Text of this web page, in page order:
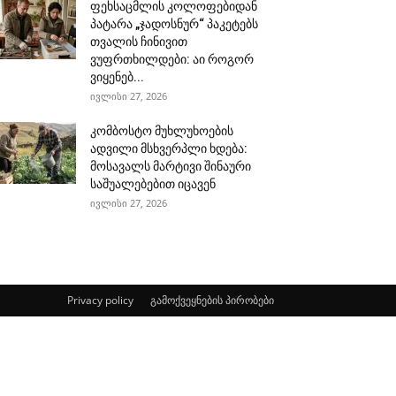
ფეხსაცმლის კოლოფებიდან
პატარა „ჯადოსნურ“ პაკეტებს
თვალის ჩინივით
ვუფრთხილდები: აი როგორ
ვიყენებ...
ივლისი 27, 2026
კომბოსტო მუხლუხოების
ადვილი მსხვერპლი ხდება:
მოსავალს მარტივი შინაური
საშუალებებით იცავენ
ივლისი 27, 2026
Privacy policy გამოქვეყნების პირობები